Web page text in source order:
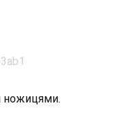
ножицями.